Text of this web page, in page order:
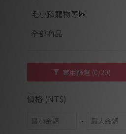
毛小孩寵物專區
全部商品
套用篩選 (0/20)
價格 (NT$)
~